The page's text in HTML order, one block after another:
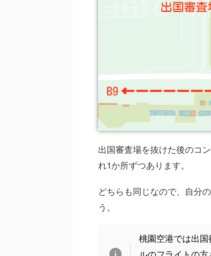
出国審査場を抜けた後のコ
れ1か所ずつあります。
どちらも同じなので、自分
う。
桃園空港では出